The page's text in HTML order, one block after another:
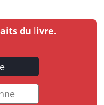
du livre.